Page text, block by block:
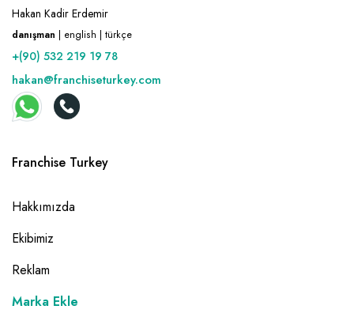
Hakan Kadir Erdemir
danışman | english | türkçe
+(90) 532 219 19 78
hakan@franchiseturkey.com
Franchise Turkey
Hakkımızda
Ekibimiz
Reklam
Marka Ekle